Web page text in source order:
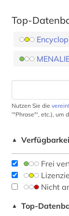
Top-
Nutzen Sie die
'"Phrase"', etc.), um
▲
Frei
Nicht
▲ Top-